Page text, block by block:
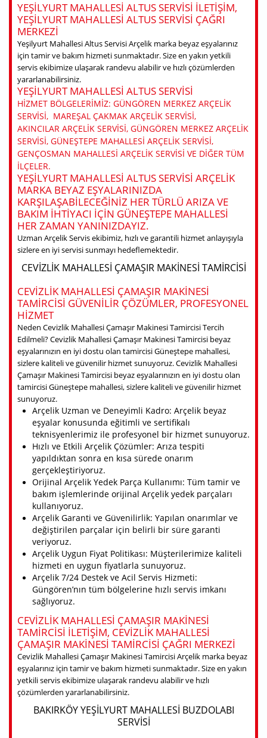
YEŞILYURT MAHALLESI ALTUS SERVISI ILETIŞIM,
YEŞILYURT MAHALLESI ALTUS SERVISI ÇAĞRI
MERKEZI
Yeşilyurt Mahallesi Altus Servisi Arçelik marka beyaz eşyalarınız
için tamir ve bakım hizmeti sunmaktadır. Size en yakın yetkili
servis ekibimize ulaşarak randevu alabilir ve hızlı çözümlerden
yararlanabilirsiniz.
YEŞILYURT MAHALLESI ALTUS SERVISI
HIZMET BÖLGELERIMIZ: GÜNGÖREN MERKEZ ARÇELIK
SERVISI, MAREŞAL ÇAKMAK ARÇELIK SERVISI,
AKINCILAR ARÇELIK SERVISI, GÜNGÖREN MERKEZ ARÇELIK
SERVISI, GÜNEŞTEPE MAHALLESI ARÇELIK SERVISI,
GENÇOSMAN MAHALLESI ARÇELIK SERVISI VE DIĞER TÜM
ILÇELER.
YEŞILYURT MAHALLESI ALTUS SERVISI ARÇELIK
MARKA BEYAZ EŞYALARINIZDA
KARŞILAŞABILECEĞINIZ HER TÜRLÜ ARIZA VE
BAKIM IHTIYACI IÇIN GÜNEŞTEPE MAHALLESI
HER ZAMAN YANINIZDAYIZ.
Uzman Arçelik Servis ekibimiz, hızlı ve garantili hizmet anlayışıyla
sizlere en iyi servisi sunmayı hedeflemektedir.
CEVIZLIK MAHALLESI ÇAMAŞIR MAKINESI TAMIRCISI
CEVIZLIK MAHALLESI ÇAMAŞIR MAKINESI
TAMIRCISI GÜVENILIR ÇÖZÜMLER, PROFESYONEL
HIZMET
Neden Cevizlik Mahallesi Çamaşır Makinesi Tamircisi Tercih
Edilmeli? Cevizlik Mahallesi Çamaşır Makinesi Tamircisi beyaz
eşyalarınızın en iyi dostu olan tamircisi Güneştepe mahallesi,
sizlere kaliteli ve güvenilir hizmet sunuyoruz. Cevizlik Mahallesi
Çamaşır Makinesi Tamircisi beyaz eşyalarınızın en iyi dostu olan
tamircisi Güneştepe mahallesi, sizlere kaliteli ve güvenilir hizmet
sunuyoruz.
Arçelik Uzman ve Deneyimli Kadro: Arçelik beyaz
eşyalar konusunda eğitimli ve sertifikalı
teknisyenlerimiz ile profesyonel bir hizmet sunuyoruz.
Hızlı ve Etkili Arçelik Çözümler: Arıza tespiti
yapıldıktan sonra en kısa sürede onarım
gerçekleştiriyoruz.
Orijinal Arçelik Yedek Parça Kullanımı: Tüm tamir ve
bakım işlemlerinde orijinal Arçelik yedek parçaları
kullanıyoruz.
Arçelik Garanti ve Güvenilirlik: Yapılan onarımlar ve
değiştirilen parçalar için belirli bir süre garanti
veriyoruz.
Arçelik Uygun Fiyat Politikası: Müşterilerimize kaliteli
hizmeti en uygun fiyatlarla sunuyoruz.
Arçelik 7/24 Destek ve Acil Servis Hizmeti:
Güngören’nın tüm bölgelerine hızlı servis imkanı
sağlıyoruz.
CEVIZLIK MAHALLESI ÇAMAŞIR MAKINESI
TAMIRCISI ILETIŞIM, CEVIZLIK MAHALLESI
ÇAMAŞIR MAKINESI TAMIRCISI ÇAĞRI MERKEZI
Cevizlik Mahallesi Çamaşır Makinesi Tamircisi Arçelik marka beyaz
eşyalarınız için tamir ve bakım hizmeti sunmaktadır. Size en yakın
yetkili servis ekibimize ulaşarak randevu alabilir ve hızlı
çözümlerden yararlanabilirsiniz.
BAKIRKÖY YEŞILYURT MAHALLESI BUZDOLABI
SERVISI